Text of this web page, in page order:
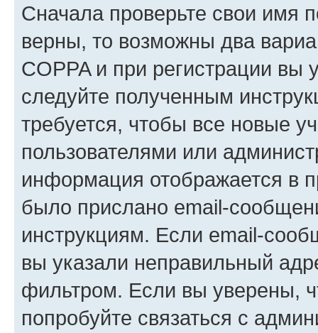
Сначала проверьте свои имя
верны, то возможны два
COPPA и при регистрации вы
следуйте полученным
требуется, чтобы все новые
пользователями или
информация отображается в
было прислано email-
инструкциям. Если email-
вы указали неправильный
фильтром. Если вы уверены,
попробуйте связаться с